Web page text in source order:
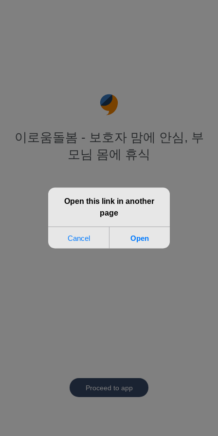
이로움돌봄 - 보호자 맘에 안심, 부
모님 몸에 휴식
Proceed to app